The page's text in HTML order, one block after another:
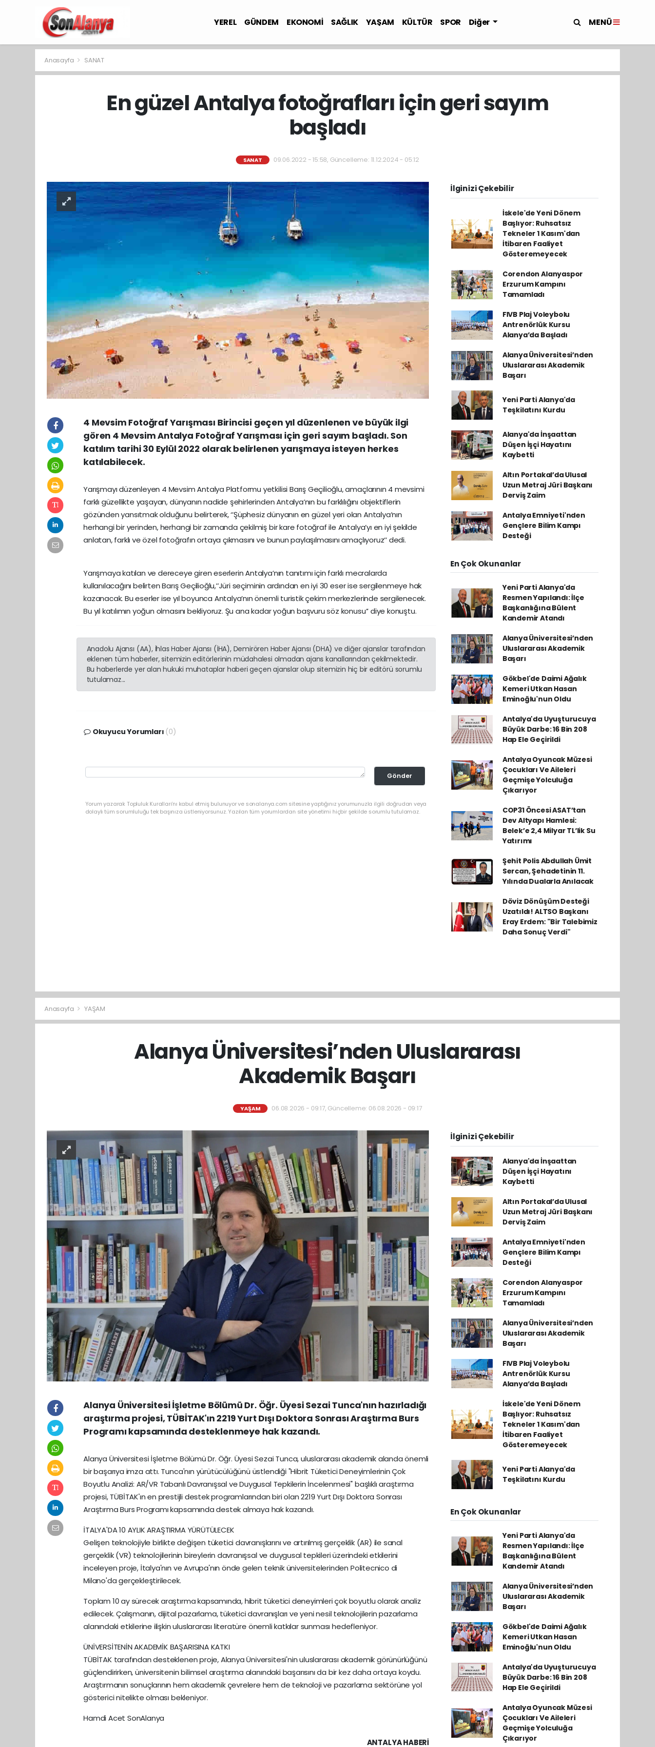
YEREL GÜNDEM EKONOMİ SAĞLIK YAŞAM KÜLTÜR SPOR Diğer MENÜ
Anasayfa SANAT
En güzel Antalya fotoğrafları için geri sayım
başladı
SANAT 09.06.2022 - 15:58, Güncelleme: 11.12.2024 - 05:12
4 Mevsim Fotoğraf Yarışması Birincisi geçen yıl düzenlenen ve büyük ilgi
gören 4 Mevsim Antalya Fotoğraf Yarışması için geri sayım başladı. Son
katılım tarihi 30 Eylül 2022 olarak belirlenen yarışmaya isteyen herkes
katılabilecek.
Yarışmayı düzenleyen 4 Mevsim Antalya Platformu yetkilisi Barış Geçilioğlu, amaçlarının 4 mevsimi
farklı güzellikte yaşayan, dünyanın nadide şehirlerinden Antalya’nın bu farklılığını objektiflerin
gözünden yansıtmak olduğunu belirterek, ‘’Şüphesiz dünyanın en güzel yeri olan Antalya’nın
herhangi bir yerinden, herhangi bir zamanda çekilmiş bir kare fotoğraf ile Antalya’yı en iyi şekilde
anlatan, farklı ve özel fotoğrafın ortaya çıkmasını ve bunun paylaşılmasını amaçlıyoruz’’ dedi.
Yarışmaya katılan ve dereceye giren eserlerin Antalya’nın tanıtımı için farklı mecralarda
kullanılacağını belirten Barış Geçilioğlu,’’Jüri seçiminin ardından en iyi 30 eser ise sergilenmeye hak
kazanacak. Bu eserler ise yıl boyunca Antalya’nın önemli turistik çekim merkezlerinde sergilenecek.
Bu yıl katılımın yoğun olmasını bekliyoruz. Şu ana kadar yoğun başvuru söz konusu’’ diye konuştu.
Anadolu Ajansı (AA), İhlas Haber Ajansı (İHA), Demirören Haber Ajansı (DHA) ve diğer ajanslar tarafından
eklenen tüm haberler, sitemizin editörlerinin müdahalesi olmadan ajans kanallarından çekilmektedir.
Bu haberlerde yer alan hukuki muhataplar haberi geçen ajanslar olup sitemizin hiç bir editörü sorumlu
tutulamaz...
Okuyucu Yorumları (0)
Gönder
Yorum yazarak Topluluk Kuralları’nı kabul etmiş bulunuyor ve sonalanya.com sitesine yaptığınız yorumunuzla ilgili doğrudan veya
dolaylı tüm sorumluluğu tek başınıza üstleniyorsunuz. Yazılan tüm yorumlardan site yönetimi hiçbir şekilde sorumlu tutulamaz.
İlginizi Çekebilir
İskele'de Yeni Dönem
Başlıyor: Ruhsatsız
Tekneler 1 Kasım'dan
İtibaren Faaliyet
Gösteremeyecek
Corendon Alanyaspor
Erzurum Kampını
Tamamladı
FIVB Plaj Voleybolu
Antrenörlük Kursu
Alanya’da Başladı
Alanya Üniversitesi’nden
Uluslararası Akademik
Başarı
Yeni Parti Alanya'da
Teşkilatını Kurdu
Alanya'da İnşaattan
Düşen İşçi Hayatını
Kaybetti
Altın Portakal’da Ulusal
Uzun Metraj Jüri Başkanı
Derviş Zaim
Antalya Emniyeti'nden
Gençlere Bilim Kampı
Desteği
En Çok Okunanlar
Yeni Parti Alanya'da
Resmen Yapılandı: İlçe
Başkanlığına Bülent
Kandemir Atandı
Alanya Üniversitesi’nden
Uluslararası Akademik
Başarı
Gökbel'de Daimi Ağalık
Kemeri Utkan Hasan
Eminoğlu'nun Oldu
Antalya'da Uyuşturucuya
Büyük Darbe: 16 Bin 208
Hap Ele Geçirildi
Antalya Oyuncak Müzesi
Çocukları Ve Aileleri
Geçmişe Yolculuğa
Çıkarıyor
COP31 Öncesi ASAT’tan
Dev Altyapı Hamlesi:
Belek’e 2,4 Milyar TL’lik Su
Yatırımı
Şehit Polis Abdullah Ümit
Sercan, Şehadetinin 11.
Yılında Dualarla Anılacak
Döviz Dönüşüm Desteği
Uzatıldı! ALTSO Başkanı
Eray Erdem: "Bir Talebimiz
Daha Sonuç Verdi"
Anasayfa YAŞAM
Alanya Üniversitesi’nden Uluslararası
Akademik Başarı
YAŞAM 06.08.2026 - 09:17, Güncelleme: 06.08.2026 - 09:17
Alanya Üniversitesi İşletme Bölümü Dr. Öğr. Üyesi Sezai Tunca'nın hazırladığı
araştırma projesi, TÜBİTAK'ın 2219 Yurt Dışı Doktora Sonrası Araştırma Burs
Programı kapsamında desteklenmeye hak kazandı.
Alanya Üniversitesi İşletme Bölümü Dr. Öğr. Üyesi Sezai Tunca, uluslararası akademik alanda önemli
bir başarıya imza attı. Tunca'nın yürütücülüğünü üstlendiği "Hibrit Tüketici Deneyimlerinin Çok
Boyutlu Analizi: AR/VR Tabanlı Davranışsal ve Duygusal Tepkilerin İncelenmesi" başlıklı araştırma
projesi, TÜBİTAK'ın en prestijli destek programlarından biri olan 2219 Yurt Dışı Doktora Sonrası
Araştırma Burs Programı kapsamında destek almaya hak kazandı.
İTALYA'DA 10 AYLIK ARAŞTIRMA YÜRÜTÜLECEK
Gelişen teknolojiyle birlikte değişen tüketici davranışlarını ve artırılmış gerçeklik (AR) ile sanal
gerçeklik (VR) teknolojilerinin bireylerin davranışsal ve duygusal tepkileri üzerindeki etkilerini
inceleyen proje, İtalya'nın ve Avrupa'nın önde gelen teknik üniversitelerinden Politecnico di
Milano'da gerçekleştirilecek.
Toplam 10 ay sürecek araştırma kapsamında, hibrit tüketici deneyimleri çok boyutlu olarak analiz
edilecek. Çalışmanın, dijital pazarlama, tüketici davranışları ve yeni nesil teknolojilerin pazarlama
alanındaki etkilerine ilişkin uluslararası literatüre önemli katkılar sunması hedefleniyor.
ÜNİVERSİTENİN AKADEMİK BAŞARISINA KATKI
TÜBİTAK tarafından desteklenen proje, Alanya Üniversitesi'nin uluslararası akademik görünürlüğünü
güçlendirirken, üniversitenin bilimsel araştırma alanındaki başarısını da bir kez daha ortaya koydu.
Araştırmanın sonuçlarının hem akademik çevrelere hem de teknoloji ve pazarlama sektörüne yol
gösterici nitelikte olması bekleniyor.
Hamdi Acet SonAlanya
ANTALYA HABERİ
İlginizi Çekebilir
Alanya'da İnşaattan
Düşen İşçi Hayatını
Kaybetti
Altın Portakal’da Ulusal
Uzun Metraj Jüri Başkanı
Derviş Zaim
Antalya Emniyeti'nden
Gençlere Bilim Kampı
Desteği
Corendon Alanyaspor
Erzurum Kampını
Tamamladı
Alanya Üniversitesi’nden
Uluslararası Akademik
Başarı
FIVB Plaj Voleybolu
Antrenörlük Kursu
Alanya’da Başladı
İskele'de Yeni Dönem
Başlıyor: Ruhsatsız
Tekneler 1 Kasım'dan
İtibaren Faaliyet
Gösteremeyecek
Yeni Parti Alanya'da
Teşkilatını Kurdu
En Çok Okunanlar
Yeni Parti Alanya'da
Resmen Yapılandı: İlçe
Başkanlığına Bülent
Kandemir Atandı
Alanya Üniversitesi’nden
Uluslararası Akademik
Başarı
Gökbel'de Daimi Ağalık
Kemeri Utkan Hasan
Eminoğlu'nun Oldu
Antalya'da Uyuşturucuya
Büyük Darbe: 16 Bin 208
Hap Ele Geçirildi
Antalya Oyuncak Müzesi
Çocukları Ve Aileleri
Geçmişe Yolculuğa
Çıkarıyor